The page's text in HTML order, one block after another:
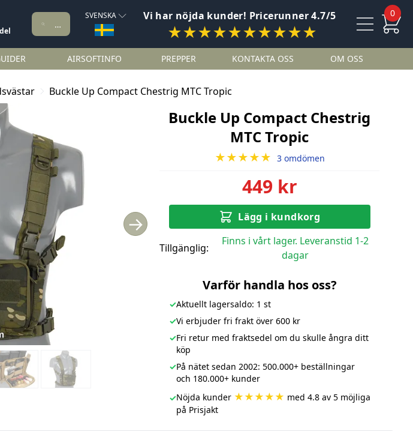
SVENSKA Vi har nöjda kunder! Pricerunner 4.7/5
★★★★★★★★★★
0
AIRSOFTINFO PREPPER KONTAKTA OSS OM OSS
Buckle Up Compact Chestrig MTC Tropic
→
Buckle Up Compact Chestrig
MTC Tropic
★★★★★ 3 omdömen
449 kr
Lägg i kundkorg
Tillgänglig:
Finns i vårt lager. Leveranstid 1-2
dagar
Varför handla hos oss?
✓Aktuellt lagersaldo: 1 st
✓Vi erbjuder fri frakt över 600 kr
✓Fri retur med fraktsedel om du skulle ångra ditt
köp
✓På nätet sedan 2002: 500.000+ beställningar
och 180.000+ kunder
✓Nöjda kunder ★★★★★ med 4.8 av 5 möjliga
på Prisjakt